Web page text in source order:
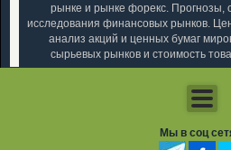
рынке и рынке форекс. Прогнозы,
исследования финансовых рынков.
анализ акций и ценных бумаг
сырьевых рынков и стоимость
Мы в соц